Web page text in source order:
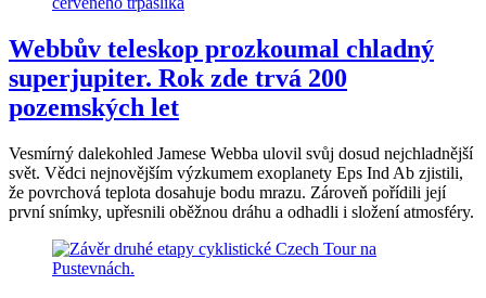
Webbův teleskop prozkoumal chladný
superjupiter. Rok zde trvá 200
pozemských let
Vesmírný dalekohled Jamese Webba ulovil svůj dosud nejchladnější
svět. Vědci nejnovějším výzkumem exoplanety Eps Ind Ab zjistili,
že povrchová teplota dosahuje bodu mrazu. Zároveň pořídili její
první snímky, upřesnili oběžnou dráhu a odhadli i složení atmosféry.